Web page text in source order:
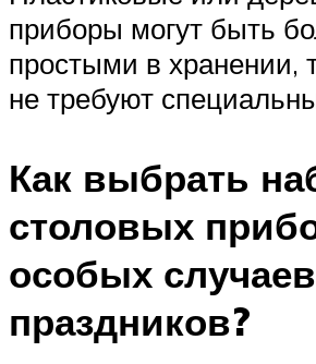
приборы могут быть
простыми в хранении,
не требуют
Как выбрать
столовых
особых
праздников?